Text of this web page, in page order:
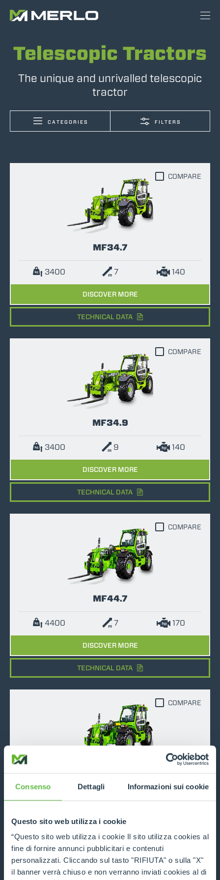
Consenso Dettagli Informazioni sui cookie
Questo sito web utilizza i cookie
“Questo sito web utilizza i cookie Il sito utilizza cookies al
fine di fornire annunci pubblicitari e contenuti
personalizzati. Cliccando sul tasto "RIFIUTA" o sulla "X"
il banner verrà chiuso e non verranno inviati cookies al di
Telescopic Tractors
The unique and unrivalled telescopic
tractor
CATEGORIES FILTERS
MF34.7
3400 7 140
DISCOVER MORE
COMPARE
TECHNICAL DATA
MF34.9
3400 9 140
DISCOVER MORE
COMPARE
TECHNICAL DATA
MF44.7
4400 7 170
DISCOVER MORE
COMPARE
TECHNICAL DATA
MF44.9
4400 9 170
DISCOVER MORE
COMPARE